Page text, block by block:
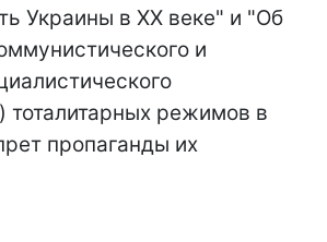
Украины в XX веке" и "Об
и
тоталитарных режимов в
пропаганды их